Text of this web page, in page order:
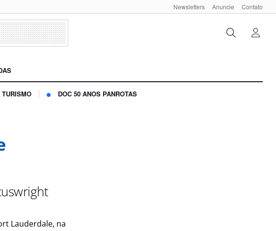
Newsletters Anuncie Contato
DOC 50 ANOS PANROTAS
Lauderdale, na